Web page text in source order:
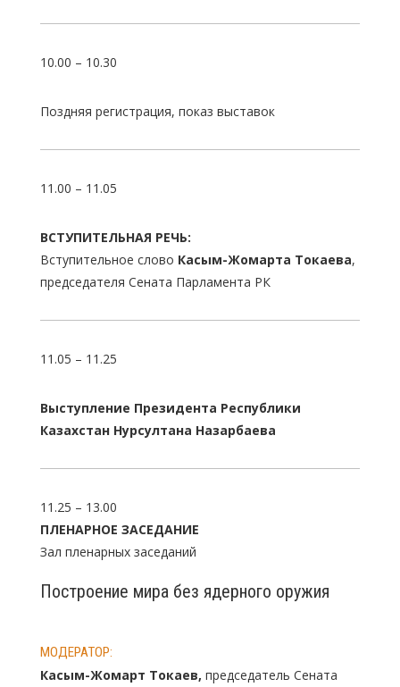
10.00 – 10.30
Поздняя регистрация, показ выставок
11.00 – 11.05
ВСТУПИТЕЛЬНАЯ РЕЧЬ:
Вступительное слово Касым-Жомарта Токаева,
председателя Сената Парламента РК
11.05 – 11.25
Выступление Президента Республики
Казахстан Нурсултана Назарбаева
11.25 – 13.00
ПЛЕНАРНОЕ ЗАСЕДАНИЕ
Зал пленарных заседаний
Построение мира без ядерного оружия
МОДЕРАТОР:
Касым-Жомарт Токаев, председатель Сената